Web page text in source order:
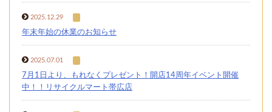
2025.12.29
年末年始の休業のお知らせ
2025.07.01
7月1日より、もれなくプレゼント！開店14周年イベント開催
中！！リサイクルマート帯広店